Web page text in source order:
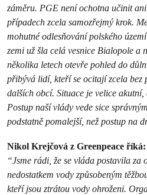
záměru. PGE není ochotna učinit
případech zcela samozřejmý krok.
mohutné odlesňování polského
zemi už šla celá vesnice Bialopole a
několika letech otevře pohled do
přibývá lidí, kteří se ocitají zcela bez
dalších obcí. Situace je velice
Postup naší vlády vede sice
podstatně pomalejší, než postup na
Nikol Krejčová z Greenpeace říká:
“Jsme rádi, že se vláda postavila
nedostatkem vody způsobeným
kteří jsou ztrátou vody ohroženi.